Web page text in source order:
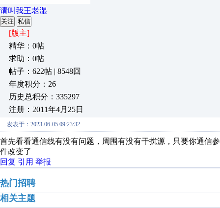
请叫我王老湿
关注 私信
[版主]
精华：0帖
求助：0帖
帖子：622帖 | 8548回
年度积分：26
历史总积分：335297
注册：2011年4月25日
发表于：2023-06-05 09:23:32
首先看看通信线有没有问题，周围有没有干扰源，只要你通信
件改变了
回复 引用 举报
热门招聘
相关主题